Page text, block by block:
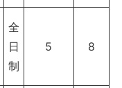
全
日
制
5 8